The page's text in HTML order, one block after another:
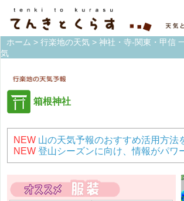
ホーム > 行楽地の天気 > 神社・寺-関東・甲信
気
箱根神社
NEW 山の天気予報のおすすめ活用方法
NEW 登山シーズンに向け、情報がパワ